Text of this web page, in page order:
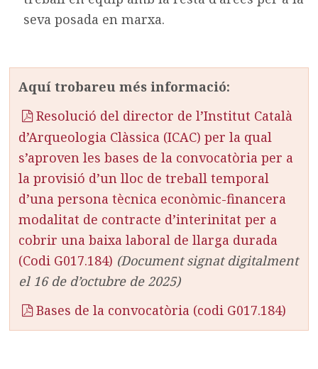
seva posada en marxa.
Aquí trobareu més informació:
Resolució del director de l’Institut Català
d’Arqueologia Clàssica (ICAC) per la qual
s’aproven les bases de la convocatòria per a
la provisió d’un lloc de treball temporal
d’una persona tècnica econòmic-financera
modalitat de contracte d’interinitat per a
cobrir una baixa laboral de llarga durada
(Codi G017.184) (Document signat digitalment
el 16 de d’octubre de 2025)
Bases de la convocatòria (codi G017.184)